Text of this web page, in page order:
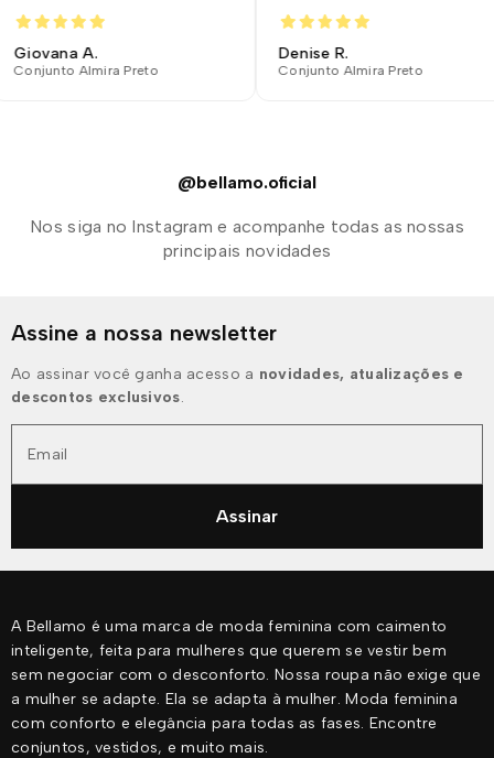
maravilhosa🫶🏻
A.
Almira Preto
Denise R.
Conjunto Almira Preto
@bellamo.oficial
Nos siga no Instagram e acompanhe todas as nossas
principais novidades
Assine a nossa newsletter
Ao assinar você ganha acesso a novidades, atualizações e
descontos exclusivos.
Email
Assinar
A Bellamo é uma marca de moda feminina com caimento
inteligente, feita para mulheres que querem se vestir bem
sem negociar com o desconforto. Nossa roupa não exige que
a mulher se adapte. Ela se adapta à mulher. Moda feminina
com conforto e elegância para todas as fases. Encontre
conjuntos, vestidos, e muito mais.